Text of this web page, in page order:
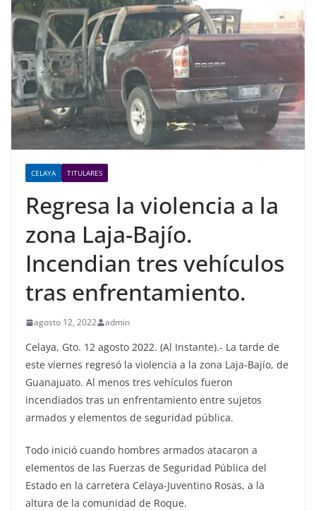
CELAYA TITULARES
Regresa la violencia a la
zona Laja-Bajío.
Incendian tres vehículos
tras enfrentamiento.
agosto 12, 2022 admin
Celaya, Gto. 12 agosto 2022. (Al Instante).- La tarde de
este viernes regresó la violencia a la zona Laja-Bajío, de
Guanajuato. Al menos tres vehículos fueron
incendiados tras un enfrentamiento entre sujetos
armados y elementos de seguridad pública.
Todo inició cuando hombres armados atacaron a
elementos de las Fuerzas de Seguridad Pública del
Estado en la carretera Celaya-Juventino Rosas, a la
altura de la comunidad de Roque.